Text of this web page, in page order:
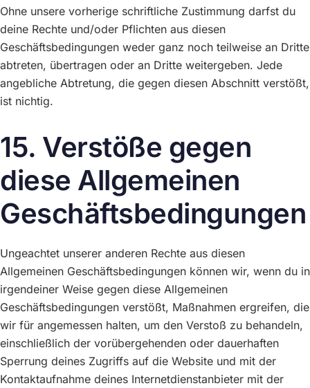
Ohne unsere vorherige schriftliche Zustimmung darfst du
deine Rechte und/oder Pflichten aus diesen
Geschäftsbedingungen weder ganz noch teilweise an Dritte
abtreten, übertragen oder an Dritte weitergeben. Jede
angebliche Abtretung, die gegen diesen Abschnitt verstößt,
ist nichtig.
15. Verstöße gegen
diese Allgemeinen
Geschäftsbedingungen
Ungeachtet unserer anderen Rechte aus diesen
Allgemeinen Geschäftsbedingungen können wir, wenn du in
irgendeiner Weise gegen diese Allgemeinen
Geschäftsbedingungen verstößt, Maßnahmen ergreifen, die
wir für angemessen halten, um den Verstoß zu behandeln,
einschließlich der vorübergehenden oder dauerhaften
Sperrung deines Zugriffs auf die Website und mit der
Kontaktaufnahme deines Internetdienstanbieter mit der